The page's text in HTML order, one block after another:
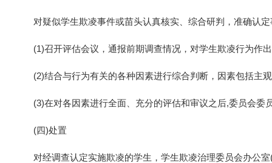
对疑似学生欺凌事件或苗头认真核实、综合研判，准确认
(1)召开评估会议，通报前期调查情况，对学生欺凌行为作
(2)结合与行为有关的各种因素进行综合判断，因素包括主
(3)在对各因素进行全面、充分的评估和审议之后,委员会
(四)处置
对经调查认定实施欺凌的学生，学生欺凌治理委员会办公